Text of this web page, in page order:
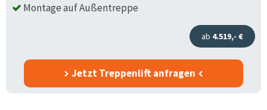
Montage auf Außentreppe
ab 4.519,- €
Jetzt Treppenlift anfragen